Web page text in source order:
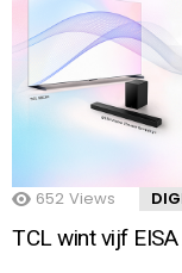
652 Views
TCL wint vijf